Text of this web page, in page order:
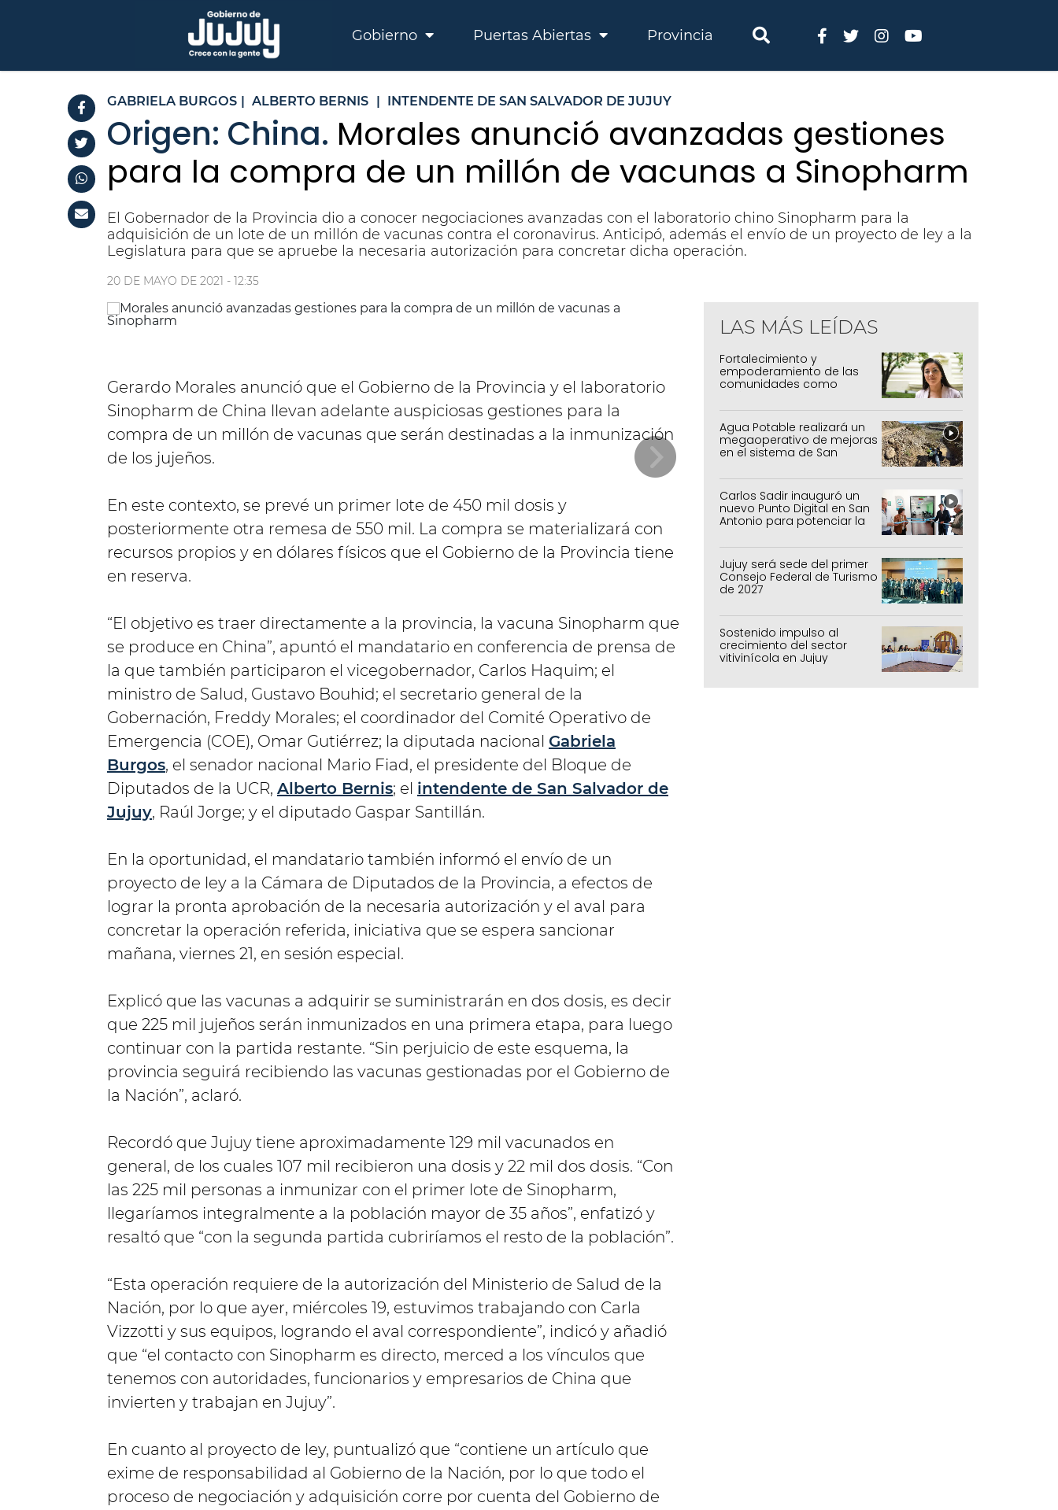
Gobierno Puertas Abiertas Provincia
GABRIELA BURGOS | ALBERTO BERNIS | INTENDENTE DE SAN SALVADOR DE JUJUY
Origen: China. Morales anunció avanzadas gestiones
para la compra de un millón de vacunas a Sinopharm
El Gobernador de la Provincia dio a conocer negociaciones avanzadas con el laboratorio chino Sinopharm para la
adquisición de un lote de un millón de vacunas contra el coronavirus. Anticipó, además el envío de un proyecto de ley a la
Legislatura para que se apruebe la necesaria autorización para concretar dicha operación.
20 DE MAYO DE 2021 - 12:35
Gerardo Morales anunció que el Gobierno de la Provincia y el laboratorio
Sinopharm de China llevan adelante auspiciosas gestiones para la
compra de un millón de vacunas que serán destinadas a la inmunización
de los jujeños.
En este contexto, se prevé un primer lote de 450 mil dosis y
posteriormente otra remesa de 550 mil. La compra se materializará con
recursos propios y en dólares físicos que el Gobierno de la Provincia tiene
en reserva.
“El objetivo es traer directamente a la provincia, la vacuna Sinopharm que
se produce en China”, apuntó el mandatario en conferencia de prensa de
la que también participaron el vicegobernador, Carlos Haquim; el
ministro de Salud, Gustavo Bouhid; el secretario general de la
Gobernación, Freddy Morales; el coordinador del Comité Operativo de
Emergencia (COE), Omar Gutiérrez; la diputada nacional Gabriela
Burgos, el senador nacional Mario Fiad, el presidente del Bloque de
Diputados de la UCR, Alberto Bernis; el intendente de San Salvador de
Jujuy, Raúl Jorge; y el diputado Gaspar Santillán.
En la oportunidad, el mandatario también informó el envío de un
proyecto de ley a la Cámara de Diputados de la Provincia, a efectos de
lograr la pronta aprobación de la necesaria autorización y el aval para
concretar la operación referida, iniciativa que se espera sancionar
mañana, viernes 21, en sesión especial.
Explicó que las vacunas a adquirir se suministrarán en dos dosis, es decir
que 225 mil jujeños serán inmunizados en una primera etapa, para luego
continuar con la partida restante. “Sin perjuicio de este esquema, la
provincia seguirá recibiendo las vacunas gestionadas por el Gobierno de
la Nación”, aclaró.
Recordó que Jujuy tiene aproximadamente 129 mil vacunados en
general, de los cuales 107 mil recibieron una dosis y 22 mil dos dosis. “Con
las 225 mil personas a inmunizar con el primer lote de Sinopharm,
llegaríamos integralmente a la población mayor de 35 años”, enfatizó y
resaltó que “con la segunda partida cubriríamos el resto de la población”.
“Esta operación requiere de la autorización del Ministerio de Salud de la
Nación, por lo que ayer, miércoles 19, estuvimos trabajando con Carla
Vizzotti y sus equipos, logrando el aval correspondiente”, indicó y añadió
que “el contacto con Sinopharm es directo, merced a los vínculos que
tenemos con autoridades, funcionarios y empresarios de China que
invierten y trabajan en Jujuy”.
En cuanto al proyecto de ley, puntualizó que “contiene un artículo que
exime de responsabilidad al Gobierno de la Nación, por lo que todo el
proceso de negociación y adquisición corre por cuenta del Gobierno de
LAS MÁS LEÍDAS
Fortalecimiento y
empoderamiento de las
comunidades como
Agua Potable realizará un
megaoperativo de mejoras
en el sistema de San
Carlos Sadir inauguró un
nuevo Punto Digital en San
Antonio para potenciar la
inclusión tecnológica
Jujuy será sede del primer
Consejo Federal de Turismo
de 2027
Sostenido impulso al
crecimiento del sector
vitivinícola en Jujuy